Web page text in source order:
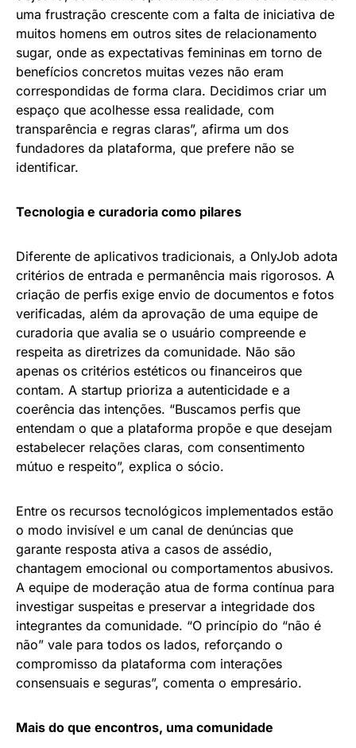
uma frustração crescente com a falta de iniciativa de
muitos homens em outros sites de relacionamento
sugar, onde as expectativas femininas em torno de
benefícios concretos muitas vezes não eram
correspondidas de forma clara. Decidimos criar um
espaço que acolhesse essa realidade, com
transparência e regras claras”, afirma um dos
fundadores da plataforma, que prefere não se
identificar.
Tecnologia e curadoria como pilares
Diferente de aplicativos tradicionais, a OnlyJob adota
critérios de entrada e permanência mais rigorosos. A
criação de perfis exige envio de documentos e fotos
verificadas, além da aprovação de uma equipe de
curadoria que avalia se o usuário compreende e
respeita as diretrizes da comunidade. Não são
apenas os critérios estéticos ou financeiros que
contam. A startup prioriza a autenticidade e a
coerência das intenções. “Buscamos perfis que
entendam o que a plataforma propõe e que desejam
estabelecer relações claras, com consentimento
mútuo e respeito”, explica o sócio.
Entre os recursos tecnológicos implementados estão
o modo invisível e um canal de denúncias que
garante resposta ativa a casos de assédio,
chantagem emocional ou comportamentos abusivos.
A equipe de moderação atua de forma contínua para
investigar suspeitas e preservar a integridade dos
integrantes da comunidade. “O princípio do “não é
não” vale para todos os lados, reforçando o
compromisso da plataforma com interações
consensuais e seguras”, comenta o empresário.
Mais do que encontros, uma comunidade